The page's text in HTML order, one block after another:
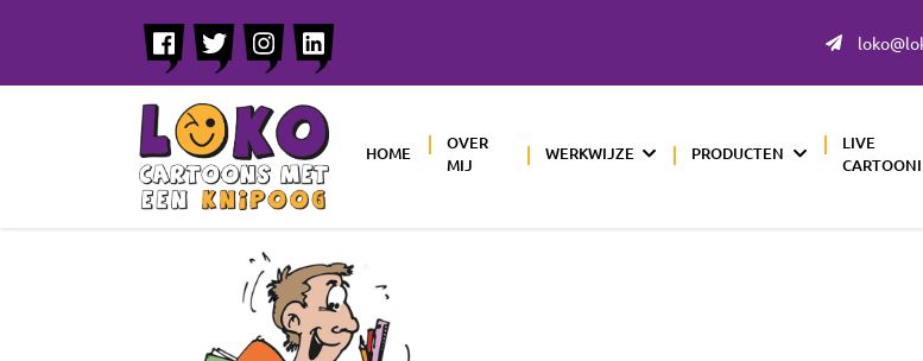
HOME
OVER
MIJ
WERKWIJZE PRODUCTEN
LIVE